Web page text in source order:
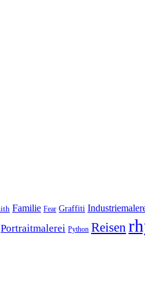
Familie Fear Graffiti
Portraitmalerei Python Reisen